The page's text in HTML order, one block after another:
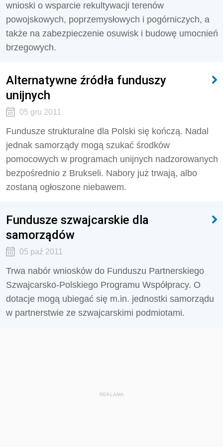
wnioski o wsparcie rekultywacji terenów
powojskowych, poprzemysłowych i pogórniczych, a
także na zabezpieczenie osuwisk i budowę umocnień
brzegowych.
Alternatywne źródła funduszy
unijnych
05 gru 2011
Fundusze strukturalne dla Polski się kończą. Nadal
jednak samorządy mogą szukać środków
pomocowych w programach unijnych nadzorowanych
bezpośrednio z Brukseli. Nabory już trwają, albo
zostaną ogłoszone niebawem.
Fundusze szwajcarskie dla
samorządów
05 paź 2011
Trwa nabór wniosków do Funduszu Partnerskiego
Szwajcarsko-Polskiego Programu Współpracy. O
dotacje mogą ubiegać się m.in. jednostki samorządu
w partnerstwie ze szwajcarskimi podmiotami.
REKLAMA